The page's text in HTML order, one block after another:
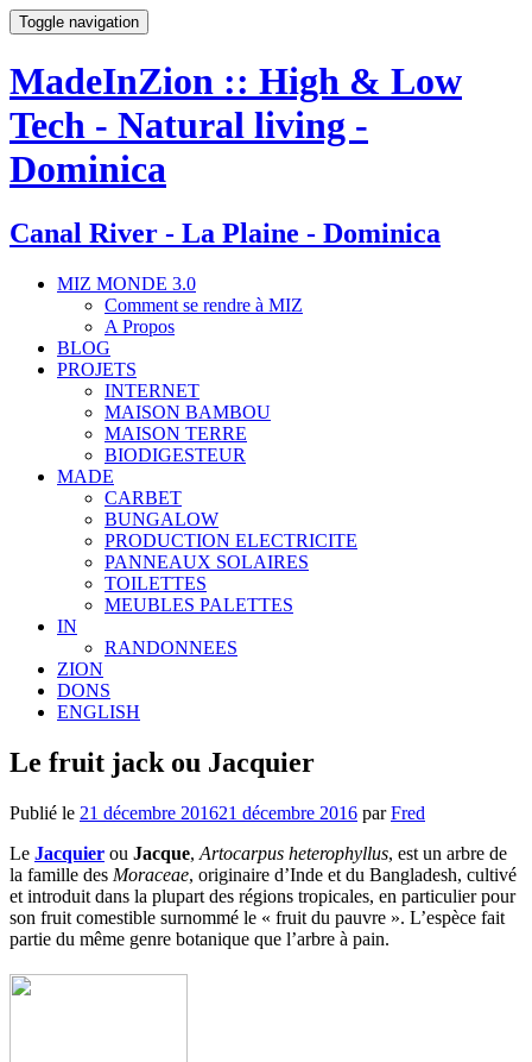
Toggle navigation
MadeInZion :: High & Low
Tech - Natural living -
Dominica
Canal River - La Plaine - Dominica
MIZ MONDE 3.0
Comment se rendre à MIZ
A Propos
BLOG
PROJETS
INTERNET
MAISON BAMBOU
MAISON TERRE
BIODIGESTEUR
MADE
CARBET
BUNGALOW
PRODUCTION ELECTRICITE
PANNEAUX SOLAIRES
TOILETTES
MEUBLES PALETTES
IN
RANDONNEES
ZION
DONS
ENGLISH
Le fruit jack ou Jacquier
Publié le 21 décembre 201621 décembre 2016 parFred
Le Jacquier ou Jacque, Artocarpus heterophyllus, est un arbre de
la famille des Moraceae, originaire d’Inde et du Bangladesh, cultivé
et introduit dans la plupart des régions tropicales, en particulier pour
son fruit comestible surnommé le « fruit du pauvre ». L’espèce fait
partie du même genre botanique que l’arbre à pain.